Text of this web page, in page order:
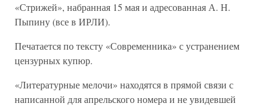
«Стрижей», набранная 15 мая и адресованная А. Н.
Пыпину (все в ИРЛИ).
Печатается по тексту «Современника» с устранением
цензурных купюр.
«Литературные мелочи» находятся в прямой связи с
написанной для апрельского номера и не увидевшей